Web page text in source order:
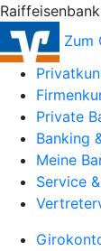
Zum
Private
Banking
Meine
Service